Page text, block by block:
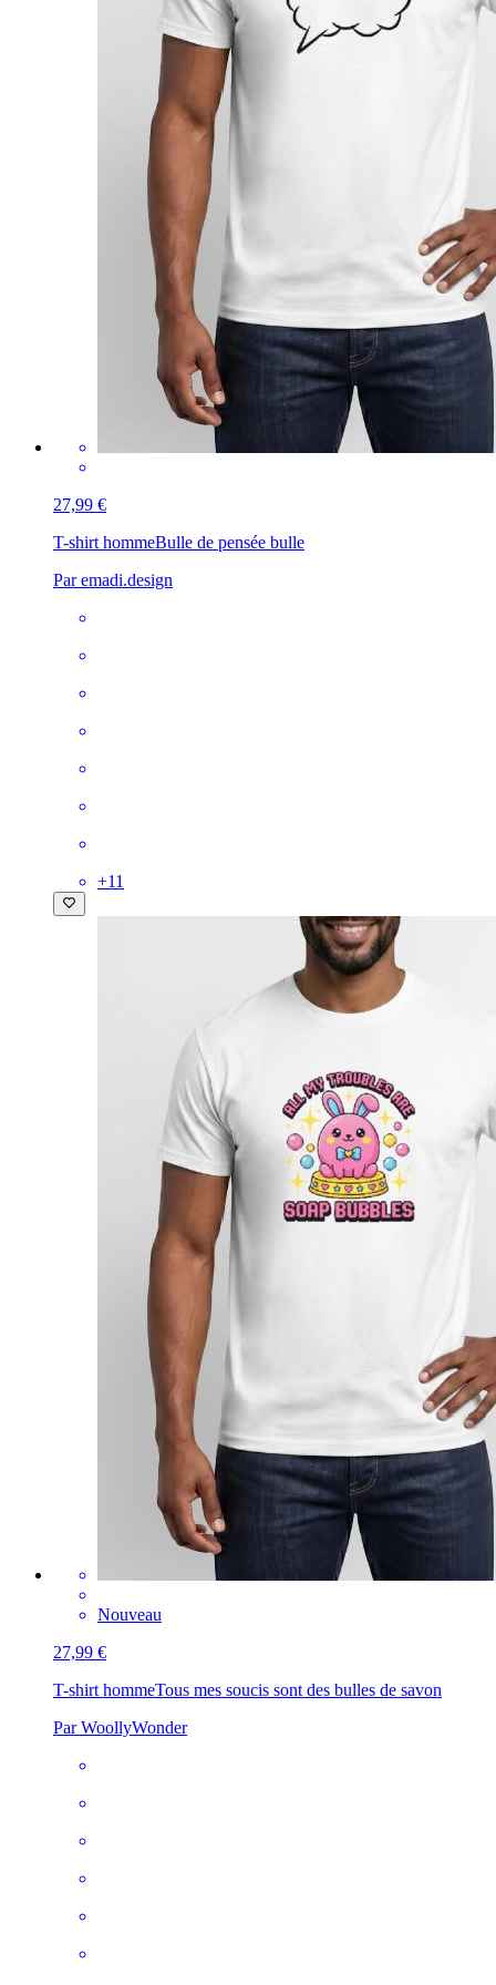
27,99 €
T-shirt hommeBulle de pensée bulle
Par emadi.design
+11
Nouveau
27,99 €
T-shirt hommeTous mes soucis sont des bulles de savon
Par WoollyWonder